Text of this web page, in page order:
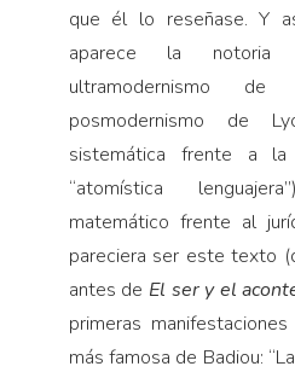
que él lo reseñase. Y
aparece la notoria
ultramodernismo
posmodernismo de
sistemática frente a la
“atomística
matemático frente al
pareciera ser este texto
antes de El ser y el
primeras
más famosa de Badiou: